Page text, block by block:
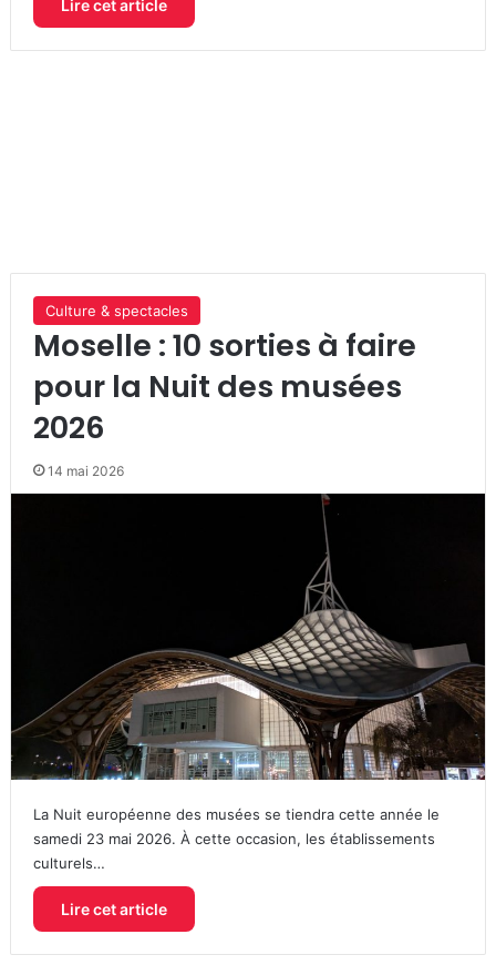
Lire cet article
Culture & spectacles
Moselle : 10 sorties à faire
pour la Nuit des musées
2026
14 mai 2026
La Nuit européenne des musées se tiendra cette année le
samedi 23 mai 2026. À cette occasion, les établissements
culturels…
Lire cet article